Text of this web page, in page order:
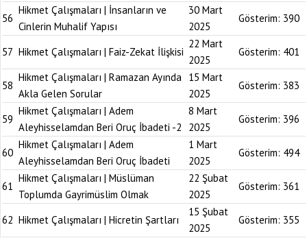
56
Hikmet Çalışmaları | İnsanların ve
Cinlerin Muhalif Yapısı
30 Mart
2025
Gösterim: 390
57 Hikmet Çalışmaları | Faiz-Zekat İlişkisi
22 Mart
2025
Gösterim: 401
58
Hikmet Çalışmaları | Ramazan Ayında
Akla Gelen Sorular
15 Mart
2025
Gösterim: 383
59
Hikmet Çalışmaları | Adem
Aleyhisselamdan Beri Oruç İbadeti -2
8 Mart
2025
Gösterim: 396
60
Hikmet Çalışmaları | Adem
Aleyhisselamdan Beri Oruç İbadeti
1 Mart
2025
Gösterim: 494
61
Hikmet Çalışmaları | Müslüman
Toplumda Gayrimüslim Olmak
22 Şubat
2025
Gösterim: 361
62 Hikmet Çalışmaları | Hicretin Şartları
15 Şubat
2025
Gösterim: 355